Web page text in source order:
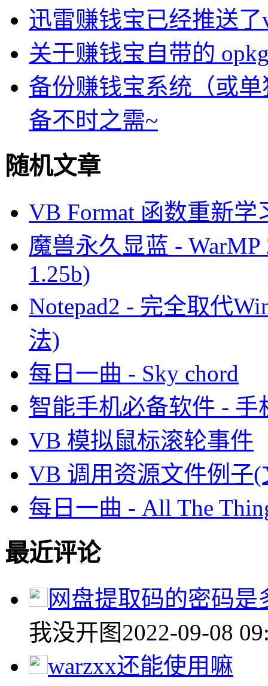
迅雷赚钱宝已经推送了
关于赚钱宝自带的
备份赚钱宝系统（或
备不时之需~
随机文章
VB Format 函数重新学
魔兽永久显蓝 - WarMP
1.25b)
Notepad2 - 完全取代
法)
每日一曲 - Sky chord
智能手机必备软件 -
VB 模拟鼠标滚轮事件
VB 调用资源文件例子
每日一曲 - All The
最近评论
网盘提取码的密码是
我没开图2022-09-08
warzxx还能使用嘛